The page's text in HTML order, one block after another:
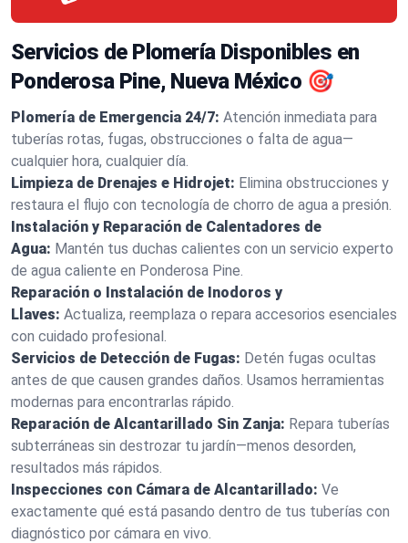
Servicios de Plomería Disponibles en
Ponderosa Pine, Nueva México 🎯
Plomería de Emergencia 24/7: Atención inmediata para
tuberías rotas, fugas, obstrucciones o falta de agua—
cualquier hora, cualquier día.
Limpieza de Drenajes e Hidrojet: Elimina obstrucciones y
restaura el flujo con tecnología de chorro de agua a presión.
Instalación y Reparación de Calentadores de
Agua: Mantén tus duchas calientes con un servicio experto
de agua caliente en Ponderosa Pine.
Reparación o Instalación de Inodoros y
Llaves: Actualiza, reemplaza o repara accesorios esenciales
con cuidado profesional.
Servicios de Detección de Fugas: Detén fugas ocultas
antes de que causen grandes daños. Usamos herramientas
modernas para encontrarlas rápido.
Reparación de Alcantarillado Sin Zanja: Repara tuberías
subterráneas sin destrozar tu jardín—menos desorden,
resultados más rápidos.
Inspecciones con Cámara de Alcantarillado: Ve
exactamente qué está pasando dentro de tus tuberías con
diagnóstico por cámara en vivo.